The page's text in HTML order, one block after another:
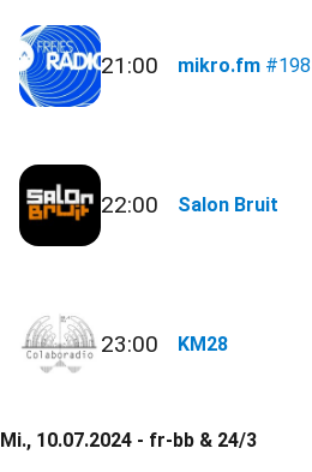
21:00 mikro.fm #198
22:00 Salon Bruit
23:00 KM28
Mi., 10.07.2024 - fr-bb & 24/3